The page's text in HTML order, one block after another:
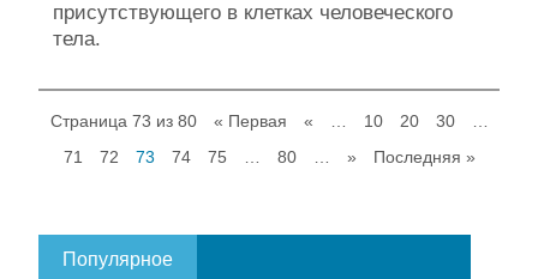
присутствующего в клетках человеческого
тела.
Страница 73 из 80 « Первая « 10 20 30
71
72 73 74 75 80 » Последняя »
Популярное